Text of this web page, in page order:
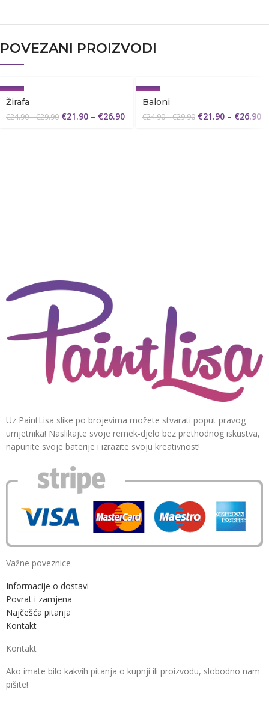
POVEZANI PROIZVODI
-12%
Žirafa
€24.90–€29.90 €21.90 – €26.90
-12%
Baloni
€24.90–€29.90 €21.90 – €26.90
Uz PaintLisa slike po brojevima možete stvarati poput pravog
umjetnika! Naslikajte svoje remek-djelo bez prethodnog iskustva,
napunite svoje baterije i izrazite svoju kreativnost!
Važne poveznice
Informacije o dostavi
Povrat i zamjena
Najčešća pitanja
Kontakt
Kontakt
Ako imate bilo kakvih pitanja o kupnji ili proizvodu, slobodno nam
pišite!